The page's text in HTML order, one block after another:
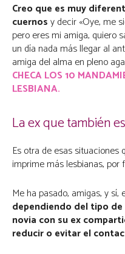
Creo que es muy
cuernosy decir «Oye, me
pero eres mi amiga, quiero
un día nada más llegar al
amiga del alma en pleno
CHECA LOS 10
LESBIANA.
La ex que también
Es otra de esas situaciones
imprime más lesbianas, por
Me ha pasado, amigas, y sí,
dependiendo del tipo
novia con su ex
reducir o evitar el